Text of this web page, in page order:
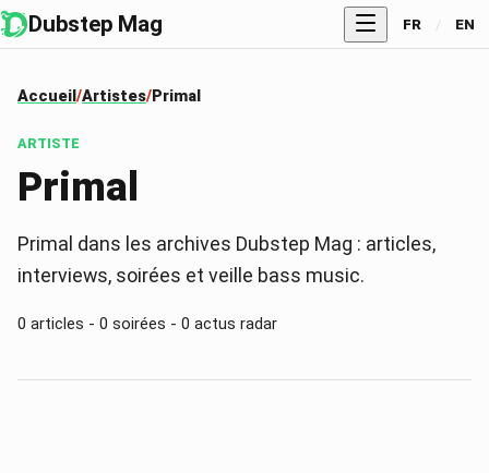
Dubstep Mag FR / EN
Accueil Artistes Primal
ARTISTE
Primal
Primal dans les archives Dubstep Mag : articles,
interviews, soirées et veille bass music.
0 articles - 0 soirées - 0 actus radar